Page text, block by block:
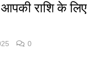
राशि के लिए
0